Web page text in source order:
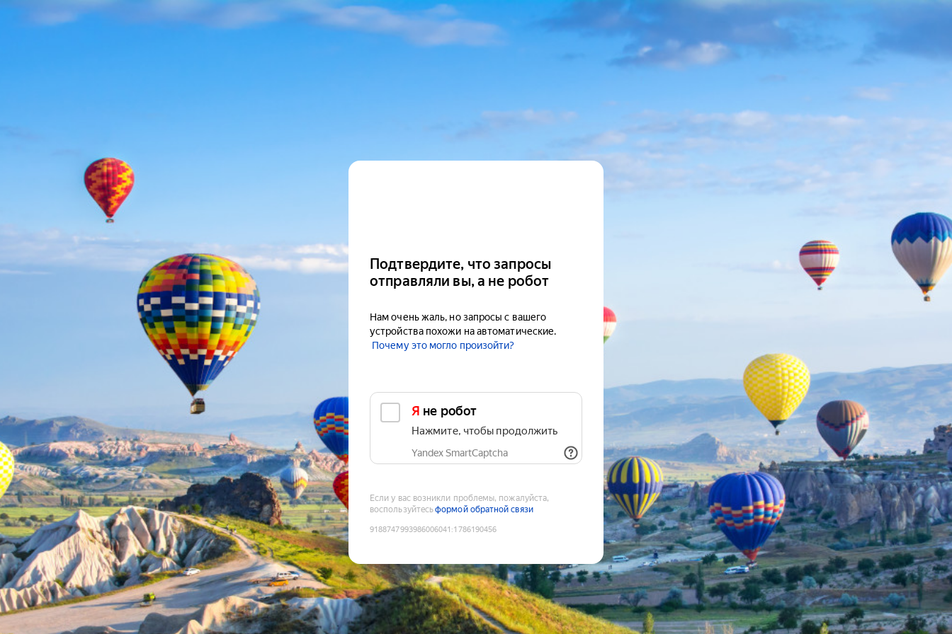
Подтвердите, что запросы
отправляли вы, а не робот
Нам очень жаль, но запросы с вашего
устройства похожи на автоматические.
Почему это могло произойти?
Я не робот
Нажмите, чтобы продолжить
Yandex SmartCaptcha
Если у вас возникли проблемы, пожалуйста,
воспользуйтесьформой обратной связи
9188747993986006041 :1786190456